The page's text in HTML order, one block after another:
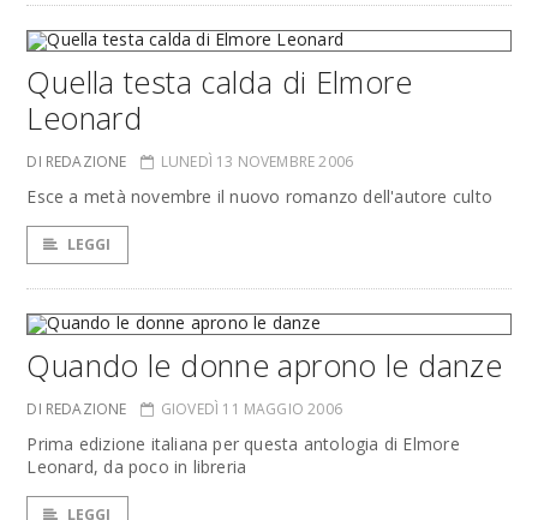
Quella testa calda di Elmore
Leonard
DI REDAZIONE LUNEDÌ 13 NOVEMBRE 2006
Esce a metà novembre il nuovo romanzo dell'autore culto
LEGGI
Quando le donne aprono le danze
DI REDAZIONE GIOVEDÌ 11 MAGGIO 2006
Prima edizione italiana per questa antologia di Elmore
Leonard, da poco in libreria
LEGGI